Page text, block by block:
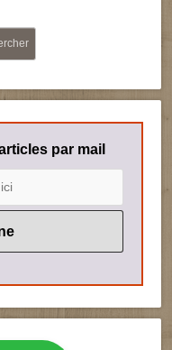
par mail